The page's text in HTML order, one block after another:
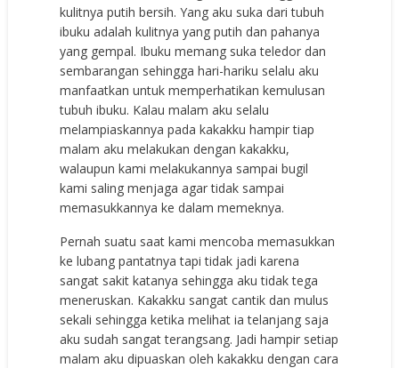
kulitnya putih bersih. Yang aku suka dari tubuh
ibuku adalah kulitnya yang putih dan pahanya
yang gempal. Ibuku memang suka teledor dan
sembarangan sehingga hari-hariku selalu aku
manfaatkan untuk memperhatikan kemulusan
tubuh ibuku. Kalau malam aku selalu
melampiaskannya pada kakakku hampir tiap
malam aku melakukan dengan kakakku,
walaupun kami melakukannya sampai bugil
kami saling menjaga agar tidak sampai
memasukkannya ke dalam memeknya.
Pernah suatu saat kami mencoba memasukkan
ke lubang pantatnya tapi tidak jadi karena
sangat sakit katanya sehingga aku tidak tega
meneruskan. Kakakku sangat cantik dan mulus
sekali sehingga ketika melihat ia telanjang saja
aku sudah sangat terangsang. Jadi hampir setiap
malam aku dipuaskan oleh kakakku dengan cara